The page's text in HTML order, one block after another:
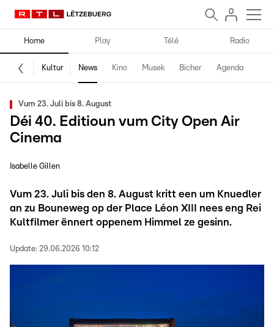
Home Play Télé Radio
Kultur News Kino Musek Bicher Agenda
Vum 23. Juli bis 8. August
Déi 40. Editioun vum City Open Air
Cinema
Isabelle Gillen
Vum 23. Juli bis den 8. August kritt een um Knuedler
an zu Bouneweg op der Place Léon XIII nees eng Rei
Kultfilmer ënnert oppenem Himmel ze gesinn.
Update: 29.06.2026 10:12